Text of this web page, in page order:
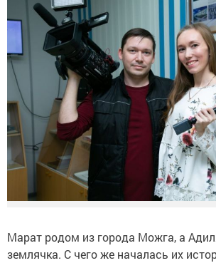
Марат родом из города Можга, а
землячка. С чего же началась их